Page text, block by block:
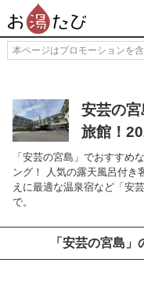
本ページはプロモーションを
安芸の宮
旅館！
「安芸の宮島」でおすすめ
ング！ 人気の露天風呂付き
えに最適な温泉宿など「安
で。
「安芸の宮島